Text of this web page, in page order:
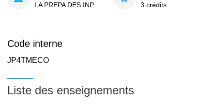
LA PREPA DES INP
3 crédits
Code interne
JP4TMECO
Liste des enseignements